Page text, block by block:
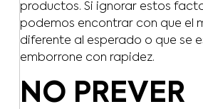
productos. Si ignorar estos
podemos encontrar con que el
diferente al esperado o que se
emborrone con rapidez.
NO PREVER